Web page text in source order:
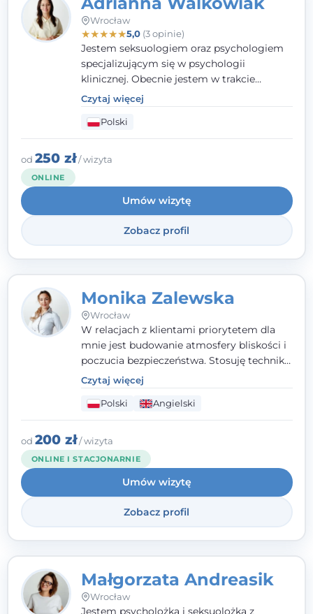
Wrocław
★★★★★5,0(3 opinie)
Jestem seksuologiem oraz psychologiem
specjalizującym się w psychologii
klinicznej. Obecnie jestem w trakcie
szkolenia na psychoterapeutę
systemowego. Posiadam status członka
nadzwyczajnego Wielkopolskiego
Towarzystwa Terapii Systemowej oraz
należę do Polskiego Towarzystwa
pierwszym miejscu stawiam budowanie
atmosfery bezpieczeństwa i zrozumienia w
relacjach z Klientami. Istotna dla nie jest
również koncentracja na dostępnych
zasobach.
Czytaj więcej
Polski
od 250 zł/ wizyta
ONLINE
Umów wizytę
Zobacz profil
Monika Zalewska
Wrocław
W relacjach z klientami priorytetem dla
mnie jest budowanie atmosfery bliskości i
poczucia bezpieczeństwa. Stosuję techniki
poznawczo-behawioralne oraz metody,
które koncentrują się na rozwiązaniach
(TSR). Te polegają na osiąganiu
zamierzonych celów (doprowadzeniu do
rozwiązania trudnych sytuacji) poprzez
identyfikowanie i wzmacnianie zasobów
oraz mocnych stron klienta. W swojej
pracy korzystam także z metod dialogu
motywacyjnego i treningu uważności.
Czytaj więcej
Polski Angielski
od 200 zł/ wizyta
ONLINE I STACJONARNIE
Umów wizytę
Zobacz profil
Małgorzata Andreasik
Wrocław
Jestem psycholożką i seksuolożką z